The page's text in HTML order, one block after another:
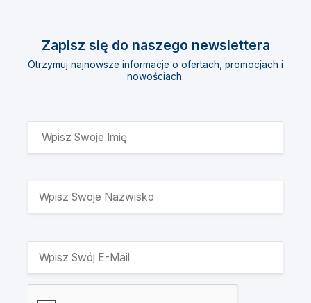
Zapisz się do naszego newslettera
Otrzymuj najnowsze informacje o ofertach, promocjach i
nowościach.